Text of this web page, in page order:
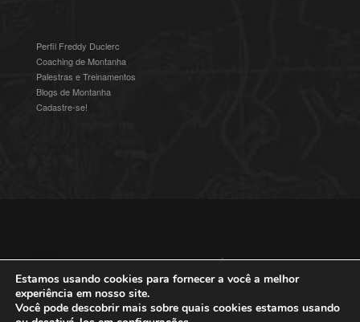
Perfil Freddy Duclerc
Coaching de Montanha
Palestras e Treinamentos
Blogs de Montanha
Cadastre-se!
© 2016-2025 Freddy Duclerc - Expedições na Ámerica do Sul.
Devenvolvido porStudioz4 | Política de Privacidade
Estamos usando cookies para fornecer a você a melhor
experiência em nosso site.
Você pode descobrir mais sobre quais cookies estamos usando